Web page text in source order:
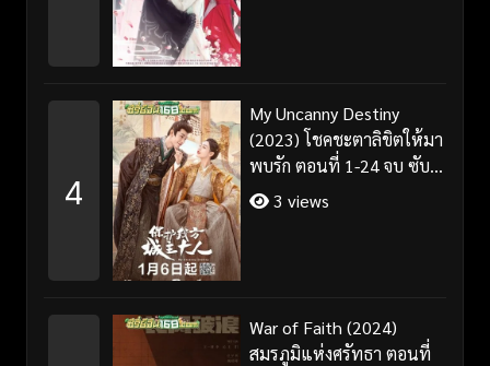
4
My Uncanny Destiny
(2023) โชคชะตาลิขิตให้มา
พบรัก ตอนที่ 1-24 จบ ซับ
ไทย/พากย์ไทย
3 views
War of Faith (2024)
สมรภูมิแห่งศรัทธา ตอนที่